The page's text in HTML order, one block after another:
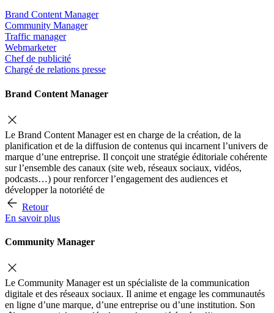
Brand Content Manager
Community Manager
Traffic manager
Webmarketer
Chef de publicité
Chargé de relations presse
Brand Content Manager
Le Brand Content Manager est en charge de la création, de la
planification et de la diffusion de contenus qui incarnent l’univers de
marque d’une entreprise. Il conçoit une stratégie éditoriale cohérente
sur l’ensemble des canaux (site web, réseaux sociaux, vidéos,
podcasts…) pour renforcer l’engagement des audiences et
développer la notoriété de
Retour
En savoir plus
Community Manager
Le Community Manager est un spécialiste de la communication
digitale et des réseaux sociaux. Il anime et engage les communautés
en ligne d’une marque, d’une entreprise ou d’une institution. Son